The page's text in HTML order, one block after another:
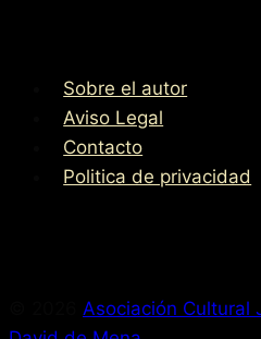
Sobre el autor
Aviso Legal
Contacto
Politica de privacidad
Asociación Cultural